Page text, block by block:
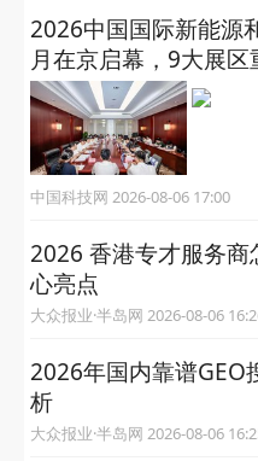
2026中国国际新能源
月在京启幕，9大展
中国科技网 2026-08-06 17:00
2026 香港专才服务
心亮点
大众报业·半岛网 2026-08-06
2026年国内靠谱GEO
析
大众报业·半岛网 2026-08-06